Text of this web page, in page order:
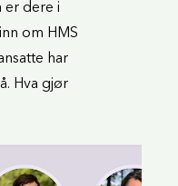
er dere i
om HMS
har
Hva gjør